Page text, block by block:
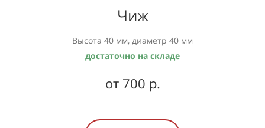
Чиж
Высота 40 мм, диаметр 40 мм
достаточно на складе
от 700 р.